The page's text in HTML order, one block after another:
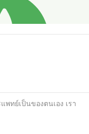
ทย์เป็นของตนเอง เรา